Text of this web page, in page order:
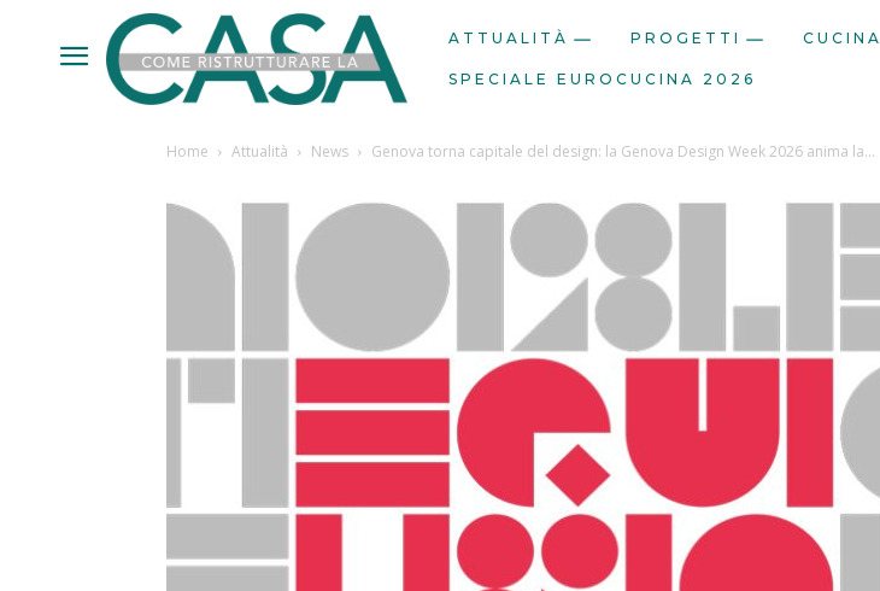
ATTUALITÀ PROGETTI CUCINA
SPECIALE EUROCUCINA 2026
Home Attualità News Genova torna capitale del design: la Genova Design Week 2026 anima la...